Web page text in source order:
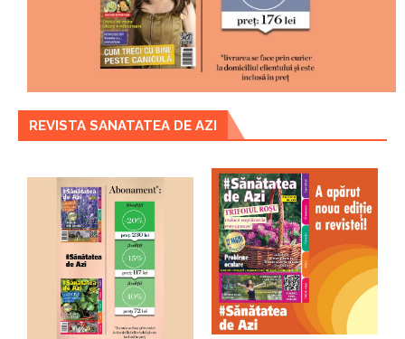
REVISTA SANATATEA DE AZI